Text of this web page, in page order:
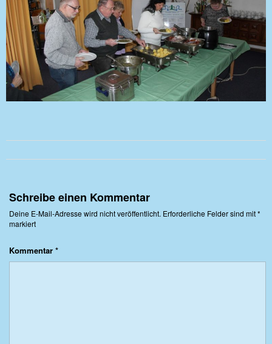
Schreibe einen Kommentar
Deine E-Mail-Adresse wird nicht veröffentlicht. Erforderliche Felder sind mit*
markiert
Kommentar *